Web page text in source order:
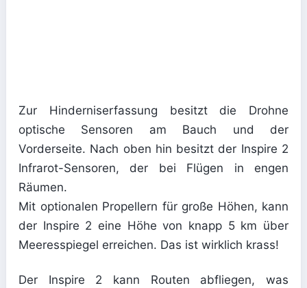
Zur Hinderniserfassung besitzt die Drohne
optische Sensoren am Bauch und der
Vorderseite. Nach oben hin besitzt der Inspire 2
Infrarot-Sensoren, der bei Flügen in engen
Räumen.
Mit optionalen Propellern für große Höhen, kann
der Inspire 2 eine Höhe von knapp 5 km über
Meeresspiegel erreichen. Das ist wirklich krass!
Der Inspire 2 kann Routen abfliegen, was